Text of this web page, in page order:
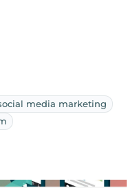
media marketing